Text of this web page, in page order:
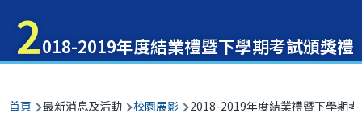
2018-2019年度結業禮暨下學期考試頒獎禮
導
航
首頁 最新消息及活動 校園展影 2018-2019年度結業禮暨下學期